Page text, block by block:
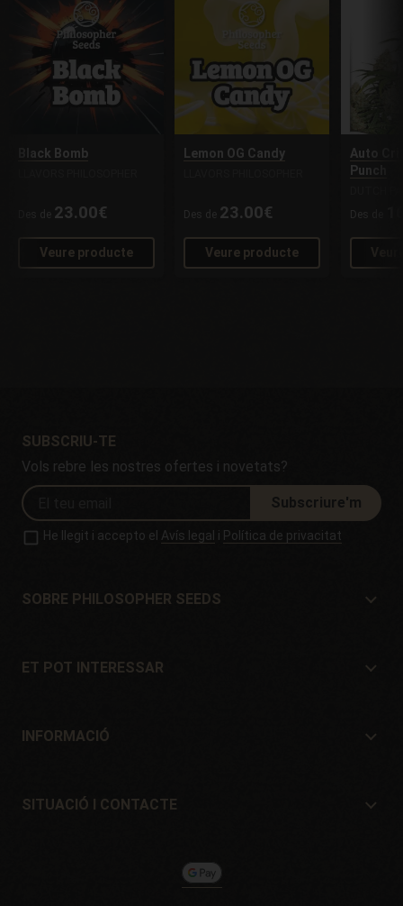
Black Bomb
Des de 23.00€
Veure producte
Lemon OG Candy
Des de 23.00€
Veure producte
Auto
Punch
Des de
SUBSCRIU-TE
Vols rebre les nostres ofertes i novetats?
Subscriure'm
He llegit i accepto el Avís legal i Política de privacitat
SOBRE PHILOSOPHER SEEDS
Situació i Contacte
ET POT INTERESSAR
Ofertes
INFORMACIÓ
Garanties i devolucions
SITUACIÓ I CONTACTE
Pol. Industrial Pont del Príncep